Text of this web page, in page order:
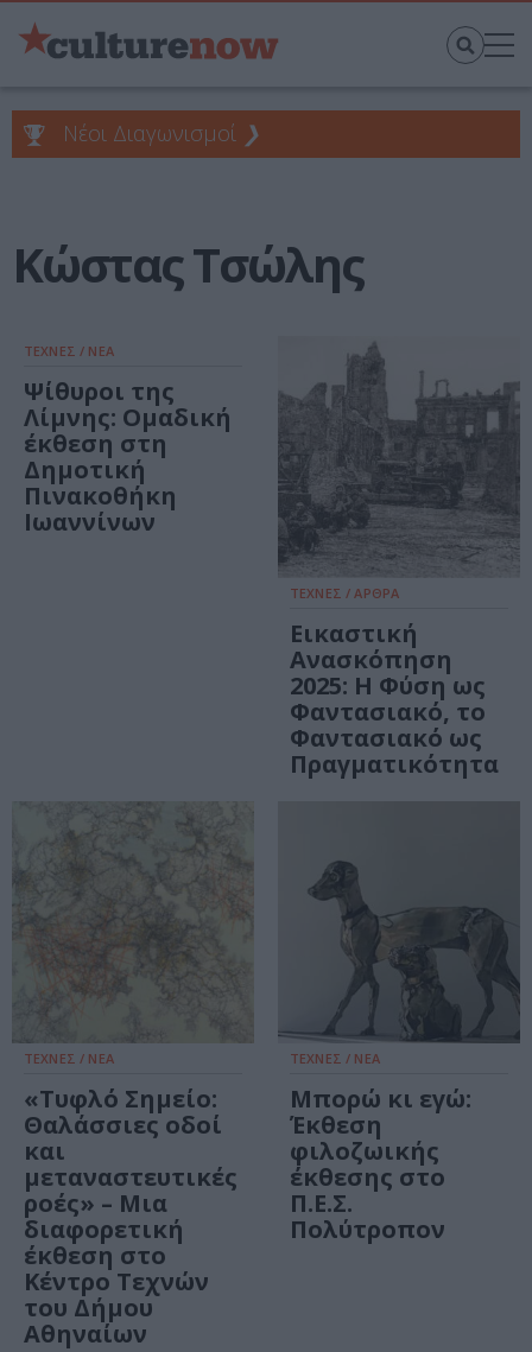
Νέοι Διαγωνισμοί ❯
Κώστας Τσώλης
ΤΕΧΝΕΣ / ΝΕΑ
Ψίθυροι της
Λίμνης: Ομαδική
έκθεση στη
Δημοτική
Πινακοθήκη
Ιωαννίνων
ΤΕΧΝΕΣ / ΑΡΘΡΑ
Εικαστική
Ανασκόπηση
2025: Η Φύση ως
Φαντασιακό, το
Φαντασιακό ως
Πραγματικότητα
ΤΕΧΝΕΣ / ΝΕΑ
«Τυφλό Σημείο:
Θαλάσσιες οδοί
και
μεταναστευτικές
ροές» – Μια
διαφορετική
έκθεση στο
Κέντρο Τεχνών
του Δήμου
Αθηναίων
ΤΕΧΝΕΣ / ΝΕΑ
Μπορώ κι εγώ:
Έκθεση
φιλοζωικής
έκθεσης στο
Π.Ε.Σ.
Πολύτροπον